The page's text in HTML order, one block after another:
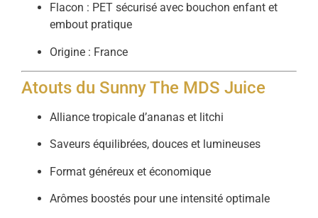
Flacon : PET sécurisé avec bouchon enfant et
embout pratique
Origine : France
Atouts du Sunny The MDS Juice
Alliance tropicale d’ananas et litchi
Saveurs équilibrées, douces et lumineuses
Format généreux et économique
Arômes boostés pour une intensité optimale